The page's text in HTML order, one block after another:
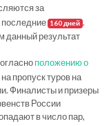
за
последние 160 дней .
данный результат
положению о
пропуск туров на
Финалисты и призеры
России
в число пар,